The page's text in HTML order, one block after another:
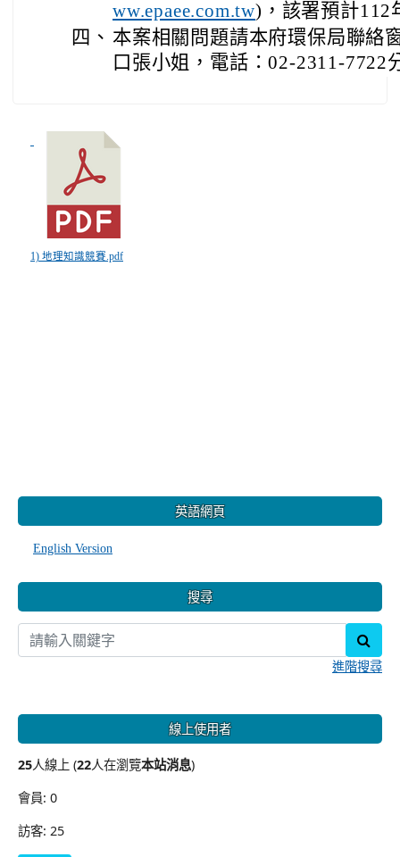
ww.epaee.com.tw)，該署預計112
四、 本案相關問題請本府環保局聯絡
口張小姐，電話：02-2311-7722
1) 地理知識競賽.pdf
英語網頁
English Version
搜尋
進階搜尋
線上使用者
25人線上 (22人在瀏覽本站消息)
會員: 0
訪客: 25